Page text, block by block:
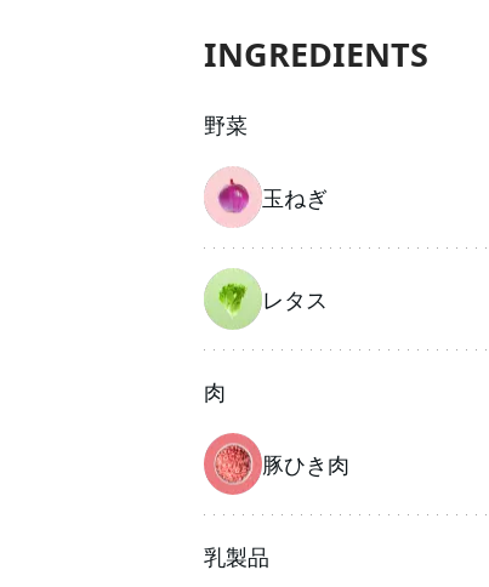
INGREDIENTS
野菜
玉ねぎ
レタス
肉
豚ひき肉
乳製品